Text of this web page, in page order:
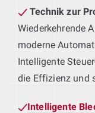
Technik zur
Wiederkehrende
moderne
Intelligente
die Effizienz und
Intelligente